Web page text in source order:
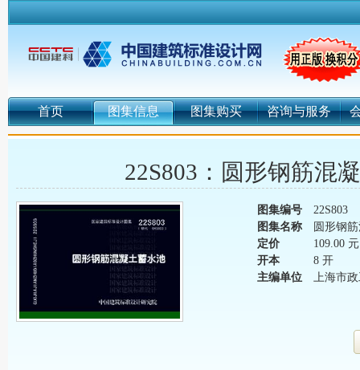
首页 图集信息 图集购买 咨询与服务
22S803：圆形钢筋混
图集编号
22S803
图集名称
圆形钢
定价
109.00 元
开本
8 开
主编单位
上海市